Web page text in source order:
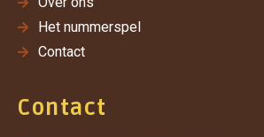
Het nummerspel
Contact
Contact